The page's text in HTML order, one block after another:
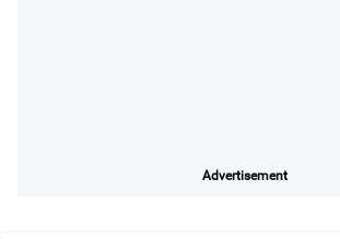
Advertisement